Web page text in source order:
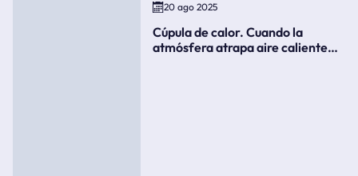
20 ago 2025
Cúpula de calor. Cuando la
atmósfera atrapa aire caliente